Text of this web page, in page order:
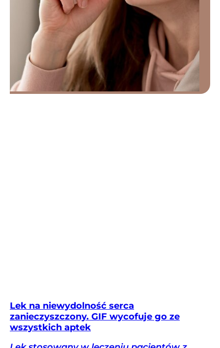
Lek na niewydolność serca
zanieczyszczony. GIF wycofuje go ze
wszystkich aptek